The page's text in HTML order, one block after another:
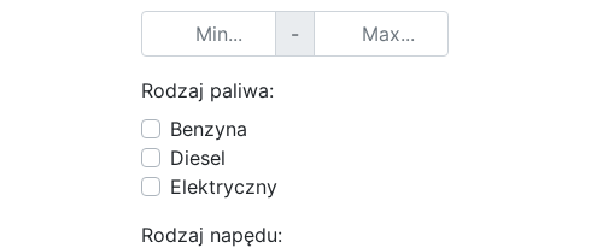
-
Rodzaj paliwa:
Benzyna
Diesel
Elektryczny
Rodzaj napędu: